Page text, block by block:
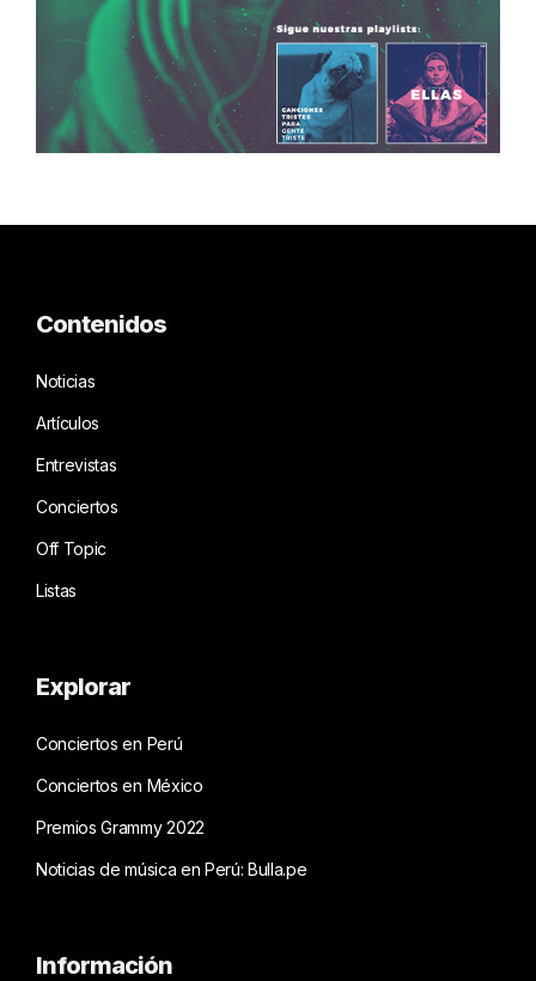
Contenidos
Noticias
Artículos
Entrevistas
Conciertos
Off Topic
Listas
Explorar
Conciertos en Perú
Conciertos en México
Premios Grammy 2022
Noticias de música en Perú: Bulla.pe
Información